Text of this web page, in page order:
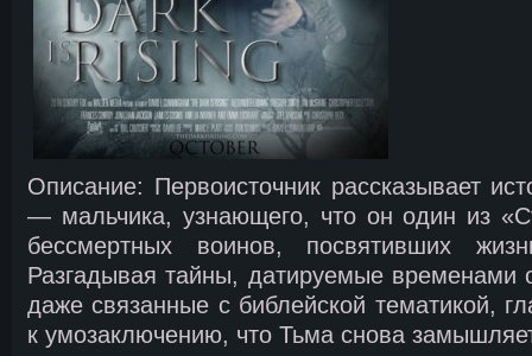
Описание: Первоисточник рассказывает
— мальчика, узнающего, что он один из
бессмертных воинов, посвятивших
Разгадывая тайны, датируемые временами
даже связанные с библейской тематикой,
к умозаключению, что Тьма снова